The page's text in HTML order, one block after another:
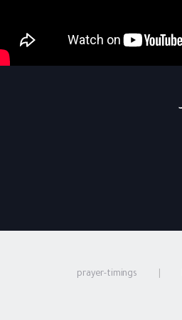
prayer-timings